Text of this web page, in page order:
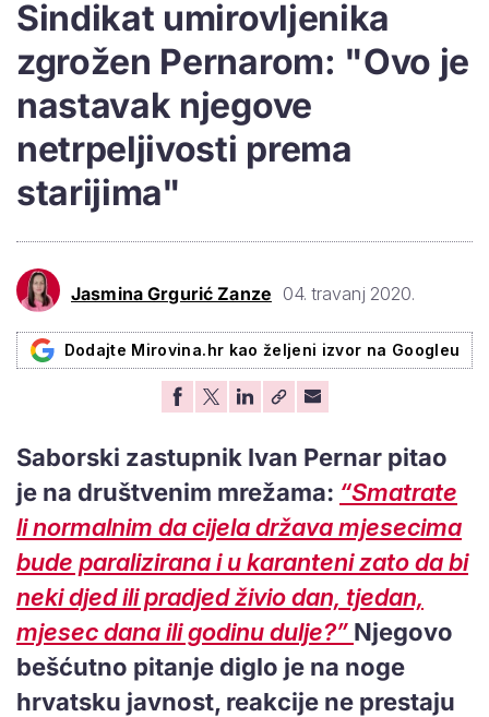
Sindikat umirovljenika
zgrožen Pernarom: "Ovo je
nastavak njegove
netrpeljivosti prema
starijima"
Jasmina Grgurić Zanze 04. travanj 2020.
Dodajte Mirovina.hr kao željeni izvor na Googleu
Saborski zastupnik Ivan Pernar pitao
je na društvenim mrežama: “Smatrate
li normalnim da cijela država mjesecima
bude paralizirana i u karanteni zato da bi
neki djed ili pradjed živio dan, tjedan,
mjesec dana ili godinu dulje?” Njegovo
bešćutno pitanje diglo je na noge
hrvatsku javnost, reakcije ne prestaju